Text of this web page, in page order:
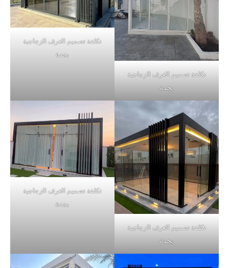
تكلفة تصميم الغرف الزجاجية
بجدة
تكلفة تصميم الغرف الزجاجية
بجدة
تكلفة تصميم الغرف الزجاجية
بجدة
تكلفة تصميم الغرف الزجاجية
بجدة